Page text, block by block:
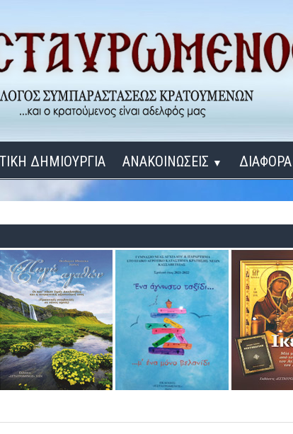
ΔΗΜΙΟΥΡΓΙΑ ΑΝΑΚΟΙΝΩΣΕΙΣ ▼
ΔΙΔΑΞΟΝ ΜΕ, ΚΥΡΙΕ
ΓΙΑ ΤΟΥΣ ΜΙΚΡΟΥΣ ΜΑΣ ΦΙΛΟΥΣ
ΡΑΔΙΟΦΩΝΙΚΕΣ ΕΚΠΟΜΠΕΣ
ΒΙΝΤΕΟ
ΔΙΑΦΟΡΑ